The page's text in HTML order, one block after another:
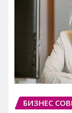
БИЗНЕС